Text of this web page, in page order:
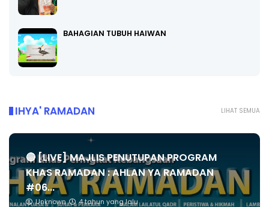
BAHAGIAN TUBUH HAIWAN
LIHAT SEMUA
IHYA' RAMADAN
🔴 [LIVE] MAJLIS PENUTUPAN PROGRAM
KHAS RAMADAN : AHLAN YA RAMADAN
#06...
Unknown 4 tahun yang lalu